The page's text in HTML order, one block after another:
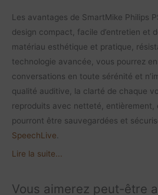
Les avantages de SmartMike Philips
design compact, facile d’entretien et
matériau esthétique et pratique,
technologie avancée, vous pourrez
conversations en toute sérénité et
qualité auditive, la clarté de chaque
reproduits avec netteté, entièrement,
pourront être sauvegardées et
SpeechLive
Lire la suite...
Vous aimerez peut-être